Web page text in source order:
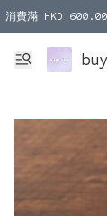
消費滿 HKD
消費滿 HKD